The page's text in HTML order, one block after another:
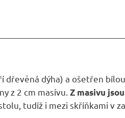
dřevěná dýha) a ošetřen
z 2 cm masívu. Z masivu
tudíž i mezi skříňkami v